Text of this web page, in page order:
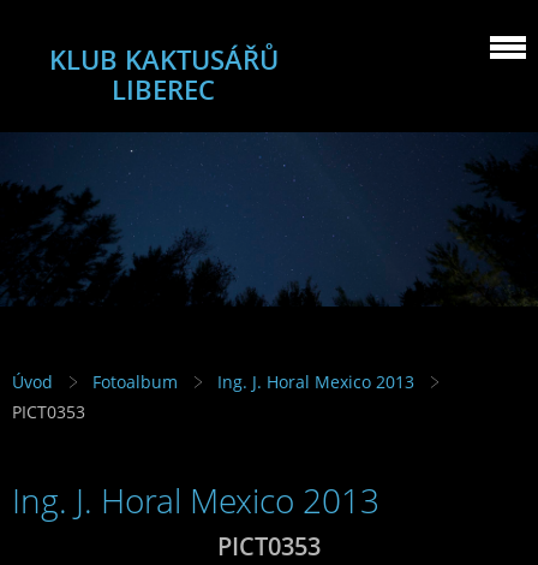
KLUB KAKTUSÁŘŮ
LIBEREC
Úvod Fotoalbum
Ing. J. Horal Mexico 2013
PICT0353
Ing. J. Horal Mexico 2013
PICT0353